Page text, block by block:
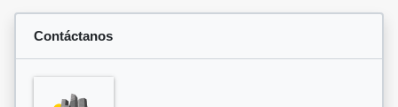
Contáctanos